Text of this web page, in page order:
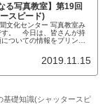
る写真教室】第19回
スピード)
文化センター 写真教室み
す。 今日は、皆さんが持
ついての情報をプリント
D7500(23.5×1...2019.11.15
基礎知識(シャッタースピ